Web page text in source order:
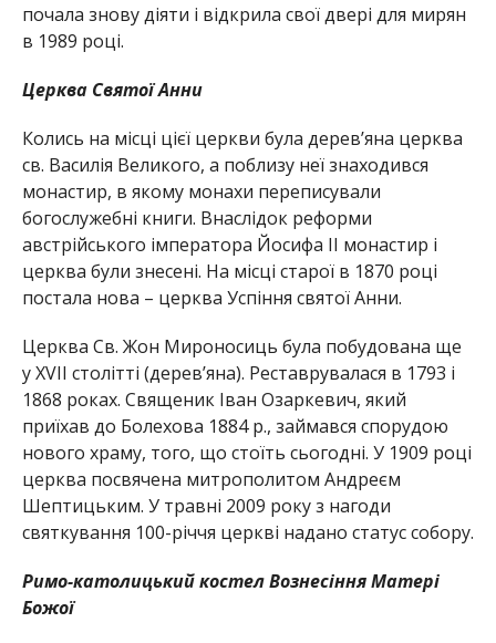
почала знову діяти і відкрила свої двері для мирян
в 1989 році.
Церква Святої Анни
Колись на місці цієї церкви була дерев’яна церква
св. Василія Великого, а поблизу неї знаходився
монастир, в якому монахи переписували
богослужебні книги. Внаслідок реформи
австрійського імператора Йосифа ІІ монастир і
церква були знесені. На місці старої в 1870 році
постала нова – церква Успіння святої Анни.
Церква Св. Жон Мироносиць була побудована ще
у XVII столітті (дерев’яна). Реставрувалася в 1793 і
1868 роках. Священик Іван Озаркевич, який
приїхав до Болехова 1884 р., займався спорудою
нового храму, того, що стоїть сьогодні. У 1909 році
церква посвячена митрополитом Андреєм
Шептицьким. У травні 2009 року з нагоди
святкування 100-річчя церкві надано статус собору.
Римо-католицький костел Вознесіння Матері
Божої